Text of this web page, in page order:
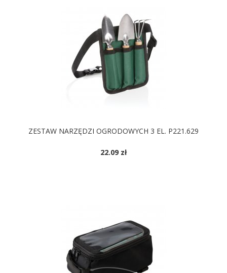
ZESTAW NARZĘDZI OGRODOWYCH 3 EL. P221.629
22.09 zł